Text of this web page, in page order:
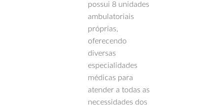
possui 8 unidades
ambulatoriais
próprias,
oferecendo
diversas
especialidades
médicas para
atender a todas as
necessidades dos